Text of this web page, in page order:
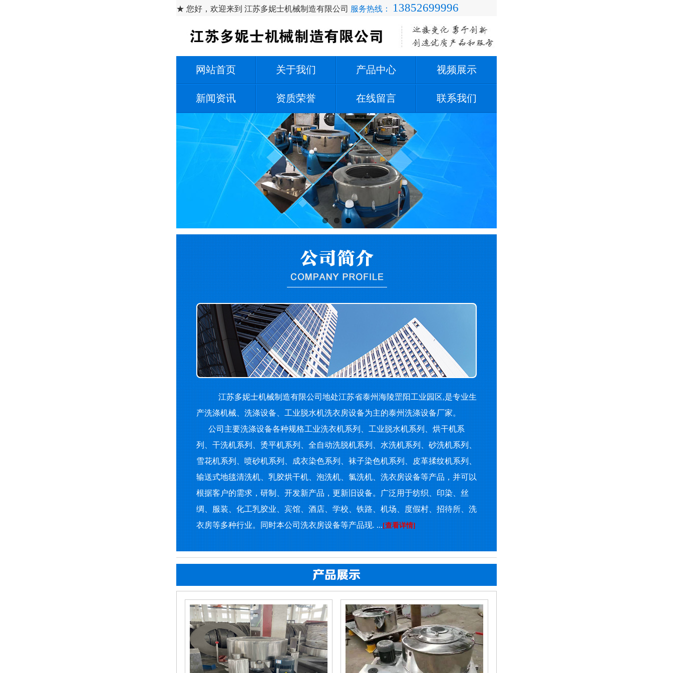
★ 您好，欢迎来到 江苏多妮士机械制造有限公司 服务热线： 13852699996
网站首页 关于我们 产品中心 视频展示
新闻资讯 资质荣誉 在线留言 联系我们
江苏多妮士机械制造有限公司地处江苏省泰州海陵罡阳工业园区,是专业生
产洗涤机械、洗涤设备、工业脱水机洗衣房设备为主的泰州洗涤设备厂家。
公司主要洗涤设备各种规格工业洗衣机系列、工业脱水机系列、烘干机系
列、干洗机系列、烫平机系列、全自动洗脱机系列、水洗机系列、砂洗机系列、
雪花机系列、喷砂机系列、成衣染色系列、袜子染色机系列、皮革揉纹机系列、
输送式地毯清洗机、乳胶烘干机、泡洗机、氯洗机、洗衣房设备等产品，并可以
根据客户的需求，研制、开发新产品，更新旧设备。广泛用于纺织、印染、丝
绸、服装、化工乳胶业、宾馆、酒店、学校、铁路、机场、度假村、招待所、洗
衣房等多种行业。同时本公司洗衣房设备等产品现. ...[查看详情]